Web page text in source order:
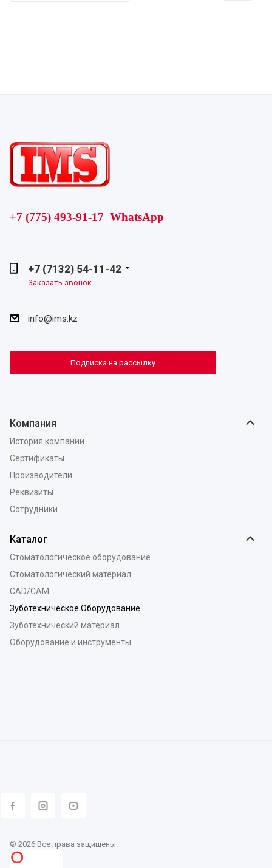
+7 (775) 493-91-17 WhatsApp
+7 (7132) 54-11-42
Заказать звонок
info@ims.kz
Подписка на рассылку
Компания
История компании
Сертификаты
Производители
Реквизиты
Сотрудники
Каталог
Стоматологическое оборудование
Стоматологический материал
CAD/CAM
Зуботехническое Оборудование
Зуботехнический материал
Оборудование и инструменты
© 2026 Все права защищены.